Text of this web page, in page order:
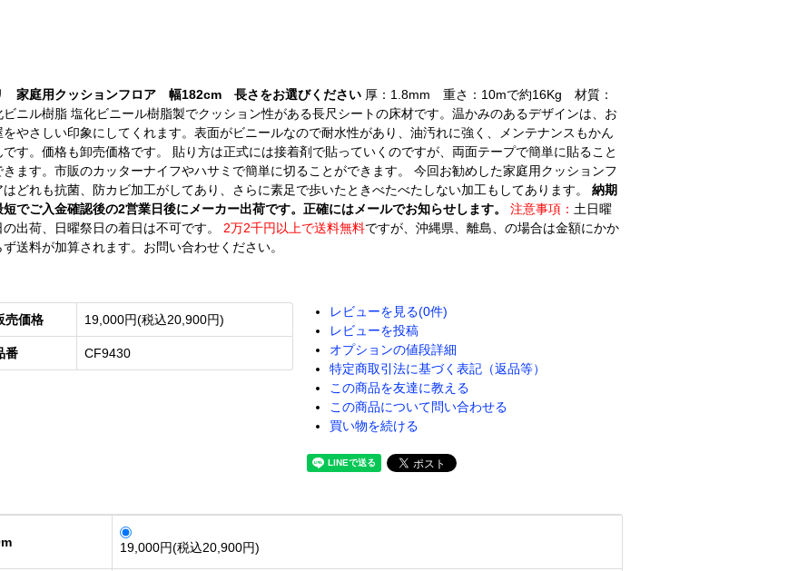
家庭用クッションフロア 幅182cm 長さをお選びください 厚：1.8mm 重さ：10mで約16Kg 材質：
ビニル樹脂 塩化ビニール樹脂製でクッション性がある長尺シートの床材です。温かみのあるデザインは、お
をやさしい印象にしてくれます。表面がビニールなので耐水性があり、油汚れに強く、メンテナンスもかん
です。価格も卸売価格です。 貼り方は正式には接着剤で貼っていくのですが、両面テープで簡単に貼ること
きます。市販のカッターナイフやハサミで簡単に切ることができます。 今回お勧めした家庭用クッションフ
はどれも抗菌、防カビ加工がしてあり、さらに素足で歩いたときべたべたしない加工もしてあります。 納期
短でご入金確認後の2営業日後にメーカー出荷です。正確にはメールでお知らせします。
注意事項： 土日曜
の出荷、日曜祭日の着日は不可です。 2万2千円以上で送料無料ですが、沖縄県、離島、の場合は金額にかか
ず送料が加算されます。お問い合わせください。
売価格 19,000円(税込20,900円)
番 CF9430
レビューを見る(0件)
レビューを投稿
オプションの値段詳細
特定商取引法に基づく表記（返品等）
この商品を友達に教える
この商品について問い合わせる
買い物を続ける
19,000円(税込20,900円)